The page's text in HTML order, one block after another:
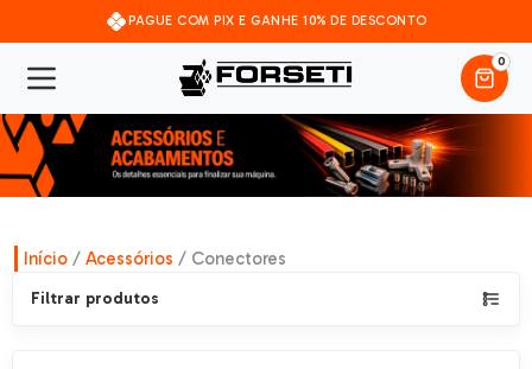
PAGUE COM PIX E GANHE 10% DE DESCONTO
0
Início / Acessórios / Conectores
Filtrar produtos